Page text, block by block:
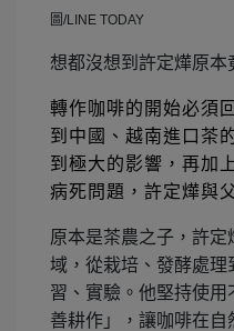
圖/LINE TODAY
想都沒想到許定燁原本
轉作咖啡的開始必須
到中國、越南進口茶
到極大的影響，再加
病死問題，許定燁與
原本是茶農之子，許
域，從栽培、發酵處理
習、實驗。他堅持使
善耕作」，讓咖啡在